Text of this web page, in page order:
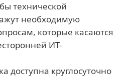
технической
необходимую
которые касаются
ИT-
доступна круглосуточно